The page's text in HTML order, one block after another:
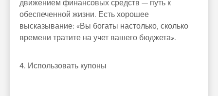
движением финансовых средств — путь к
обеспеченной жизни. Есть хорошее
высказывание: «Вы богаты настолько, сколько
времени тратите на учет вашего бюджета».
4. Использовать купоны